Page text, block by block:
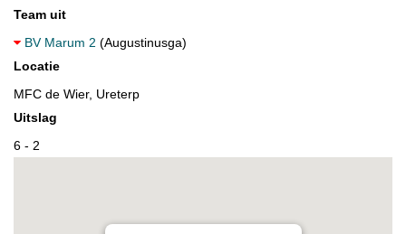
Team uit
BV Marum 2 (Augustinusga)
Locatie
MFC de Wier, Ureterp
Uitslag
6 - 2